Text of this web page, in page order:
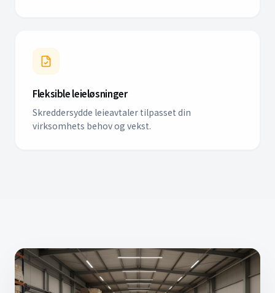
Fleksible leieløsninger
Skreddersydde leieavtaler tilpasset din
virksomhets behov og vekst.